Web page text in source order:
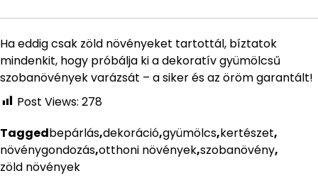
Ha eddig csak zöld növényeket tartottál, bíztatok
mindenkit, hogy próbálja ki a dekoratív gyümölcsű
szobanövények varázsát – a siker és az öröm garantált!
Post Views: 278
Taggedbepárlás,dekoráció,gyümölcs,kertészet,
növénygondozás,otthoni növények,szobanövény,
zöld növények